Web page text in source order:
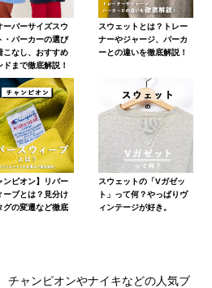
ーバーサイズスウ
・パーカーの選び
こなし、おすすめ
ドまで徹底解説！
スウェットとは？トレー
ナーやジャージ、パーカ
ーとの違いを徹底解説！
ンピオン】リバー
ーブとは？見分け
グの変遷など徹底
スウェットの「Vガゼッ
ト」って何？やっぱりヴ
ィンテージが好き。
チャンピオンやナイキなどの人気ブ